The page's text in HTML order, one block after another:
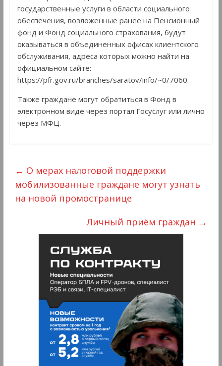
государственные услуги в области социального
обеспечения, возложенные ранее на Пенсионный
фонд и Фонд социального страхования, будут
оказываться в объединенных офисах клиентского
обслуживания, адреса которых можно найти на
официальном сайте:
https://pfr.gov.ru/branches/saratov/info/~0/7060.
Также граждане могут обратиться в Фонд в
электронном виде через портал Госуслуг или лично
через МФЦ.
← О мерах налоговой поддержки
мобилизованные граждане могут узнать
на новой промостранице
Личный приём граждан →